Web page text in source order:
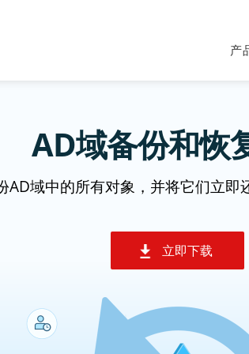
产
AD域备份和恢
AD域中的所有对象，并将它们立即
立即下载